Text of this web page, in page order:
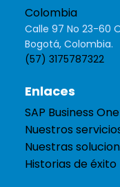
Enlaces
SAP Business One
Nuestros
Nuestras
Historias de éxito
Colombia
Calle 97 No 23-60
Bogotá, Colombia.
(57) 3175787322